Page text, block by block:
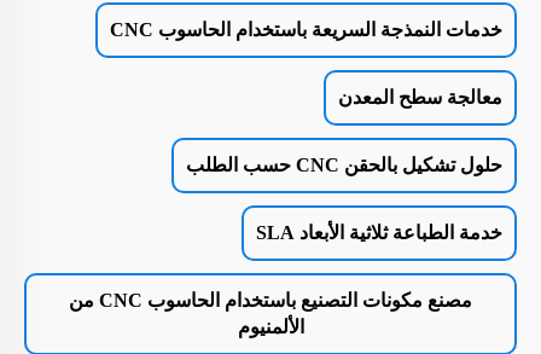
خدمات النمذجة السريعة باستخدام الحاسوب CNC
معالجة سطح المعدن
حلول تشكيل بالحقن CNC حسب الطلب
خدمة الطباعة ثلاثية الأبعاد SLA
مصنع مكونات التصنيع باستخدام الحاسوب CNC من
الألمنيوم